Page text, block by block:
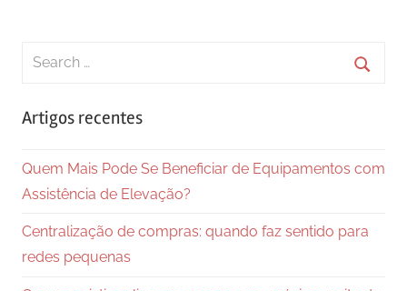
Search
Artigos recentes
Quem Mais Pode Se Beneficiar de Equipamentos com
Assistência de Elevação?
Centralização de compras: quando faz sentido para
redes pequenas